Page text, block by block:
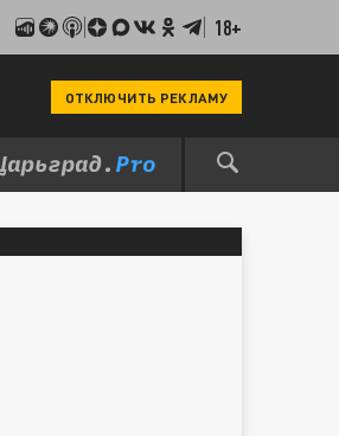
18+
ОТКЛЮЧИТЬ РЕКЛАМУ